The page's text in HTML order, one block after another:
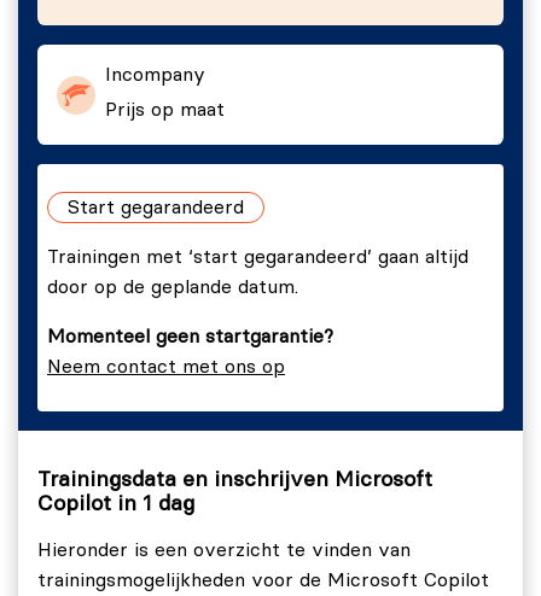
schrijven van een prompt door middel van een
een e-mail of algemene tekst met behulp van
Copilot.
geïntegreerd kan worden met Microsoft Word
Praktijkopdrachten Copilot Word:Deelnemers
voeren taken uit in kleinere groepen; tekst
documenten, nieuw document laten maken op
basis van andere documenten en informatie.
Module 3b: Copilot in PowerPoint
geïntegreerd kan worden met Microsoft
PowerPoint.
Praktijkopdrachten Copilot PowerPoint:
Deelnemers voeren taken uit in kleinere
Incompany
Prijs op maat
Start gegarandeerd
Trainingen met ‘start gegarandeerd’ gaan altijd
door op de geplande datum.
Momenteel geen startgarantie?
Neem contact met ons op
Trainingsdata en inschrijven Microsoft
Copilot in 1 dag
Hieronder is een overzicht te vinden van
trainingsmogelijkheden voor de Microsoft Copilot